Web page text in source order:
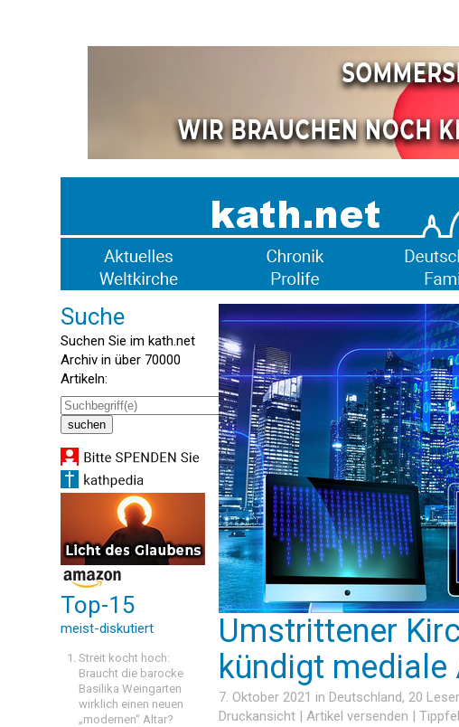
Suche
Suchen Sie im kath.net
Archiv in über 70000
Artikeln:
Top-15
meist-diskutiert
Streit kocht hoch:
Braucht die barocke
Basilika Weingarten
wirklich einen neuen
„modernen“ Altar?
Umstrittener
kündigt mediale
7. Oktober 2021 in Deutschland, 20
Druckansicht | Artikel versenden |